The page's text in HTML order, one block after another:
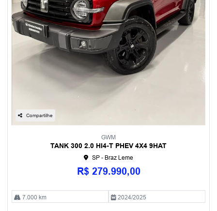
Compartilhe
GWM
TANK 300 2.0 HI4-T PHEV 4X4 9HAT
SP - Braz Leme
R$ 279.990,00
7.000 km 2024/2025